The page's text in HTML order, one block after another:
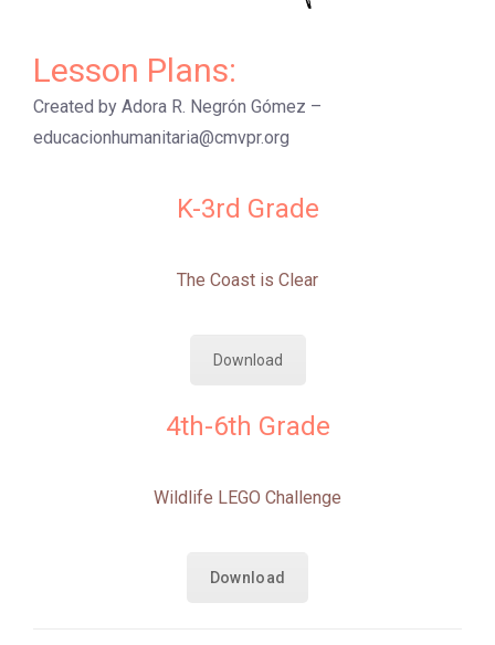
Lesson Plans:
Created by Adora R. Negrón Gómez –
educacionhumanitaria@cmvpr.org
K-3rd Grade
The Coast is Clear
Download
4th-6th Grade
Wildlife LEGO Challenge
Download